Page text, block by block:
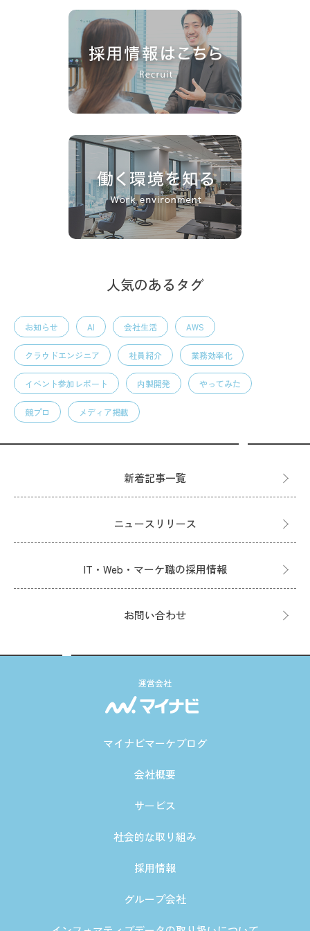
人気のあるタグ
お知らせ AI 会社生活 AWS
クラウドエンジニア 社員紹介 業務効率化
イベント参加レポート 内製開発 やってみた
競プロ メディア掲載
新着記事一覧
ニュースリリース
IT・Web・マーケ職の採用情報
お問い合わせ
運営会社
マイナビマーケブログ
会社概要
サービス
社会的な取り組み
採用情報
グループ会社